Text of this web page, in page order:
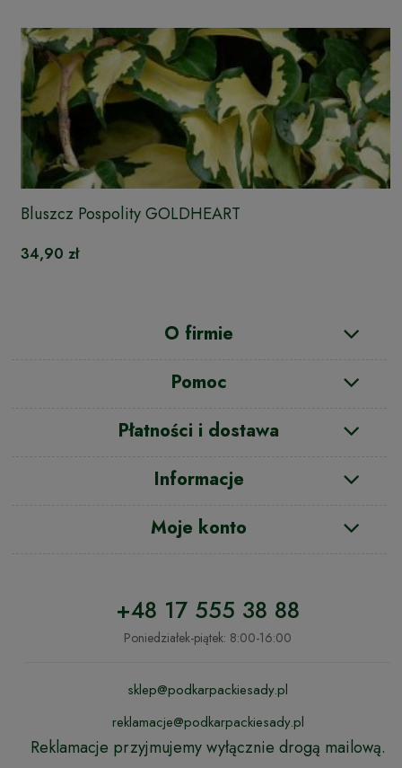
Bluszcz Pospolity GOLDHEART
34,90 zł
O firmie
Pomoc
Płatności i dostawa
Informacje
Moje konto
+48 17 555 38 88
Poniedziałek-piątek: 8:00-16:00
sklep@podkarpackiesady.pl
reklamacje@podkarpackiesady.pl
Reklamacje przyjmujemy wyłącznie drogą mailową.